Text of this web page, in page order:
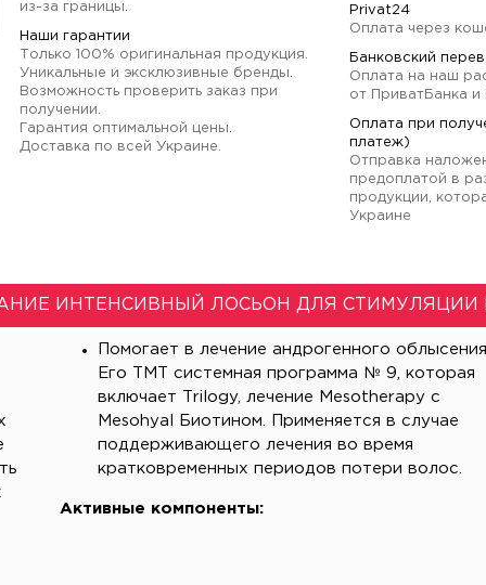
из-за границы.
Наши гарантии
Только 100% оригинальная продукция.
Уникальные и эксклюзивные бренды.
Возможность проверить заказ при
получении.
Гарантия оптимальной цены.
Доставка по всей Украине.
Privat24
Оплата через
Банковский
Оплата на наш
от ПриватБанка
Оплата при
платеж)
Отправка
предоплатой в
продукции,
Украине
ИНТЕНСИВНЫЙ ЛОСЬОН ДЛЯ СТИМУЛЯЦИИ
Помогает в лечение андрогенного облысения.
Его ТМТ системная программа № 9, которая
включает Тrilogy, лечение Мesotherapy с
Мesohyal Биотином. Применяется в случае
поддерживающего лечения во время
кратковременных периодов потери волос.
Активные компоненты: